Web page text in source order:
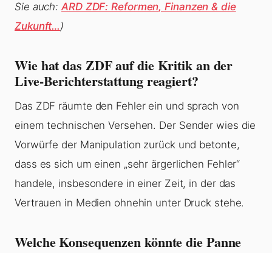
Sie auch:ARD ZDF: Reformen, Finanzen & die
Zukunft…)
Wie hat das ZDF auf die Kritik an der
Live-Berichterstattung reagiert?
Das ZDF räumte den Fehler ein und sprach von
einem technischen Versehen. Der Sender wies die
Vorwürfe der Manipulation zurück und betonte,
dass es sich um einen „sehr ärgerlichen Fehler“
handele, insbesondere in einer Zeit, in der das
Vertrauen in Medien ohnehin unter Druck stehe.
Welche Konsequenzen könnte die Panne